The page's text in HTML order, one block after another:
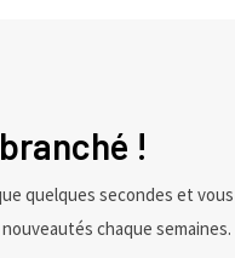
!
quelques secondes et
chaque semaines.